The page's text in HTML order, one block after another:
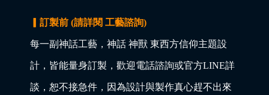
▎訂製前 (請詳閱 工藝諮詢)
每一副神話工藝，神話 神獸 東西方信仰主題設
計，皆能量身訂製，歡迎電話諮詢或官方LINE詳
談，恕不接急件，因為設計與製作真心趕不出來